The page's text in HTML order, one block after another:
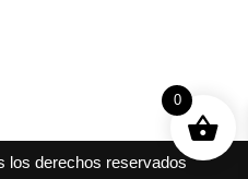
los derechos reservados
0